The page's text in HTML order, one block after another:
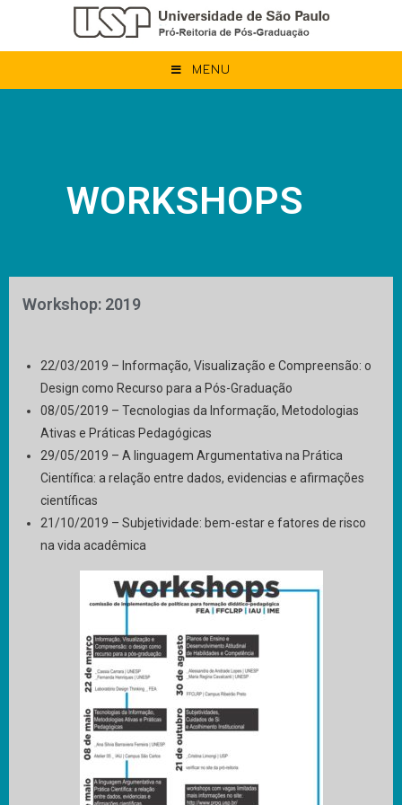
MENU
WORKSHOPS
Workshop: 2019
22/03/2019 – Informação, Visualização e Compreensão: o
Design como Recurso para a Pós-Graduação
08/05/2019 – Tecnologias da Informação, Metodologias
Ativas e Práticas Pedagógicas
29/05/2019 – A linguagem Argumentativa na Prática
Científica: a relação entre dados, evidencias e afirmações
científicas
21/10/2019 – Subjetividade: bem-estar e fatores de risco
na vida acadêmica